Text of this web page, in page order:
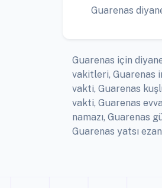
Guarenas
Guarenas için
vakitleri, Guarenas
vakti, Guarenas
vakti, Guarenas
namazı, Guarenas
Guarenas yatsı